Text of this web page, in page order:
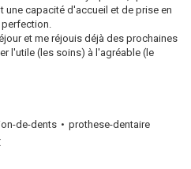
capacité d'accueil et de prise en
perfection.
et me réjouis déjà des prochaines
l'utile (les soins) à l'agréable (le
de-dents
prothese-dentaire